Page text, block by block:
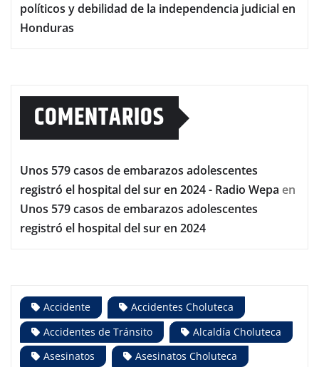
políticos y debilidad de la independencia judicial en
Honduras
COMENTARIOS
Unos 579 casos de embarazos adolescentes
registró el hospital del sur en 2024 - Radio Wepa en
Unos 579 casos de embarazos adolescentes
registró el hospital del sur en 2024
Accidente
Accidentes Choluteca
Accidentes de Tránsito
Alcaldía Choluteca
Asesinatos
Asesinatos Choluteca